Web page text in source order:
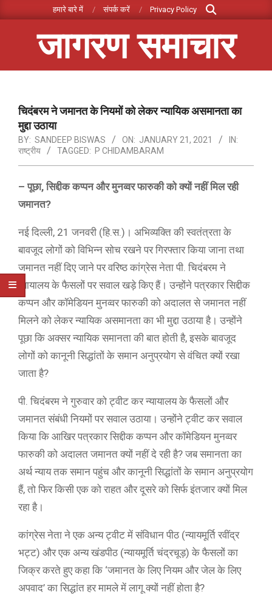
to
हमारे बारे में संपर्क करें Privacy Policy
Search
जागरण समाचार
Menuचिदंबरम ने जमानत के नियमों को लेकर न्यायिक असमानता का
मुद्दा उठाया
BY: SANDEEP BISWAS ON: JANUARY 21, 2021
IN:
राष्ट्रीय
TAGGED: P CHIDAMBARAM
– पूछा, सिद्दीक कप्पन और मुनव्वर फारुकी को क्यों नहीं मिल रही
जमानत?
नई दिल्ली, 21 जनवरी (हि.स.)। अभिव्यक्ति की स्वतंत्रता के
बावजूद लोगों को विभिन्न सोच रखने पर गिरफ्तार किया जाना तथा
जमानत नहीं दिए जाने पर वरिष्ठ कांग्रेस नेता पी. चिदंबरम ने
न्यायालय के फैसलों पर सवाल खड़े किए हैं। उन्होंने पत्रकार सिद्दीक
कप्पन और कॉमेडियन मुनव्वर फारुकी को अदालत से जमानत नहीं
मिलने को लेकर न्यायिक असमानता का भी मुद्दा उठाया है। उन्होंने
पूछा कि अक्सर न्यायिक समानता की बात होती है, इसके बावजूद
लोगों को कानूनी सिद्धांतों के समान अनुप्रयोग से वंचित क्यों रखा
जाता है?
पी. चिदंबरम ने गुरुवार को ट्वीट कर न्यायालय के फैसलों और
जमानत संबंधी नियमों पर सवाल उठाया। उन्होंने ट्वीट कर सवाल
किया कि आखिर पत्रकार सिद्दीक कप्पन और कॉमेडियन मुनव्वर
फारुकी को अदालत जमानत क्यों नहीं दे रही है? जब समानता का
अर्थ न्याय तक समान पहुंच और कानूनी सिद्धांतों के समान अनुप्रयोग
हैं, तो फिर किसी एक को राहत और दूसरे को सिर्फ इंतजार क्यों मिल
रहा है।
कांग्रेस नेता ने एक अन्य ट्वीट में संविधान पीठ (न्यायमूर्ति रवींद्र
भट्ट) और एक अन्य खंडपीठ (न्यायमूर्ति चंद्रचूड़) के फैसलों का
जिक्र करते हुए कहा कि ‘जमानत के लिए नियम और जेल के लिए
अपवाद’ का सिद्धांत हर मामले में लागू क्यों नहीं होता है?